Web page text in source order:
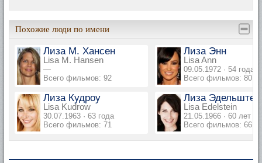
Похожие люди по имени
Лиза М. Хансен
Lisa M. Hansen
—
Всего фильмов: 92
Лиза Энн
Lisa Ann
09.05.1972 · 54 года
Всего фильмов: 80
Лиза Кудроу
Lisa Kudrow
30.07.1963 · 63 года
Всего фильмов: 71
Лиза
Lisa Edelstein
21.05.1966 · 60 лет
Всего фильмов: 66